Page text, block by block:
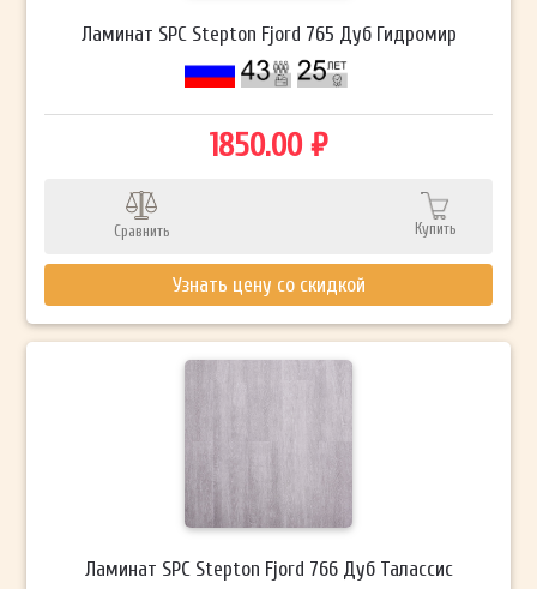
Ламинат SPC Stepton Fjord 765 Дуб Гидромир
1850.00 ₽
Сравнить Купить
Узнать цену со скидкой
Ламинат SPC Stepton Fjord 766 Дуб Талассис